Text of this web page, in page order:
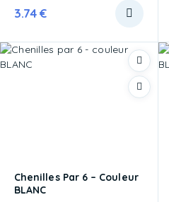
3.74€
Chenilles Par 6 – Couleur
BLANC